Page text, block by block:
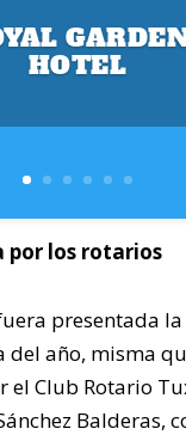
HOTEL
por los rotarios
presentada
del año, misma
el Club Rotario
Balderas,